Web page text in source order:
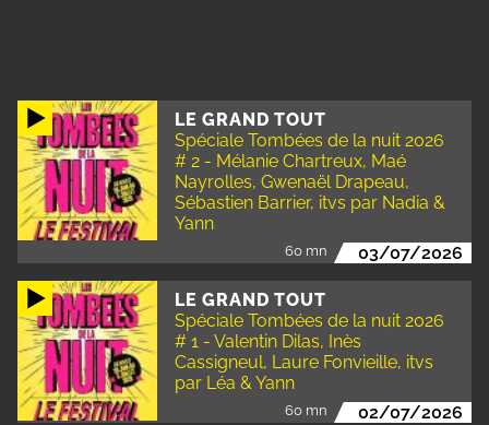
LE GRAND TOUT
Spéciale Tombées de la nuit 2026
# 2 - Mélanie Chartreux, Maé
Nayrolles, Gwenaël Drapeau,
Sébastien Barrier, itvs par Nadia &
Yann
60 mn 03/07/2026
LE GRAND TOUT
Spéciale Tombées de la nuit 2026
# 1 - Valentin Dilas, Inès
Cassigneul, Laure Fonvieille, itvs
par Léa & Yann
60 mn 02/07/2026